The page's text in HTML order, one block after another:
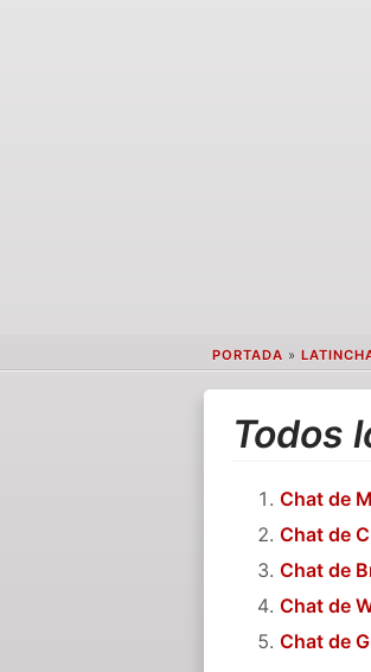
PORTADA »
Todos
Chat de
Chat de
Chat de
Chat de
Chat de